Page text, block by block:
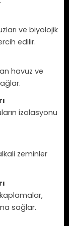
ve biyolojik
edilir.
havuz ve
izolasyonu
zeminler
sağlar.